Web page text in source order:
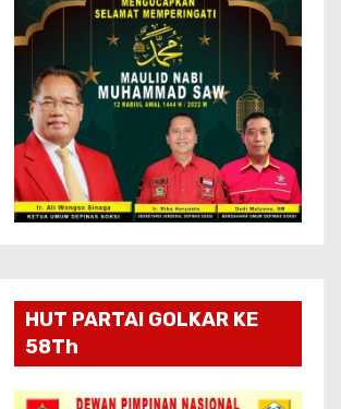
HUT PARTAI GOLKAR KE
58Th